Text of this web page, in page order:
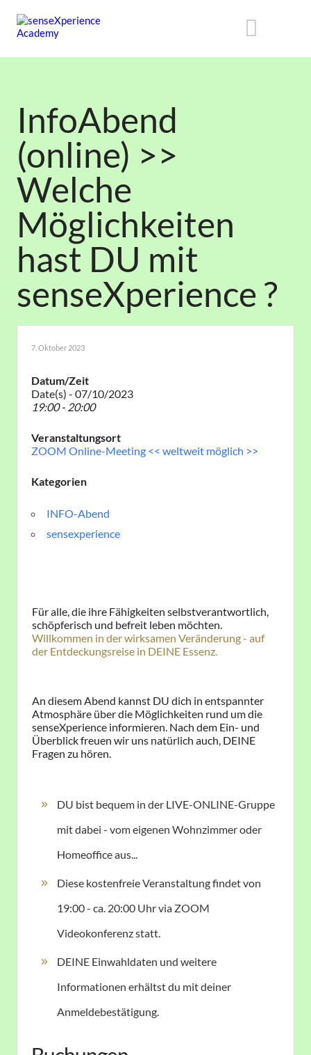
InfoAbend
(online) >>
Welche
Möglichkeiten
hast DU mit
senseXperience ?
7. Oktober 2023
Datum/Zeit
Date(s) - 07/10/2023
19:00 - 20:00
Veranstaltungsort
ZOOM Online-Meeting << weltweit möglich >>
Kategorien
INFO-Abend
sensexperience
Für alle, die ihre Fähigkeiten selbstverantwortlich,
schöpferisch und befreit leben möchten.
Willkommen in der wirksamen Veränderung - auf
der Entdeckungsreise in DEINE Essenz.
An diesem Abend kannst DU dich in entspannter
Atmosphäre über die Möglichkeiten rund um die
senseXperience informieren. Nach dem Ein- und
Überblick freuen wir uns natürlich auch, DEINE
Fragen zu hören.
DU bist bequem in der LIVE-ONLINE-Gruppe
mit dabei - vom eigenen Wohnzimmer oder
Homeoffice aus...
Diese kostenfreie Veranstaltung findet von
19:00 - ca. 20:00 Uhr via ZOOM
Videokonferenz statt.
DEINE Einwahldaten und weitere
Informationen erhältst du mit deiner
Anmeldebestätigung.